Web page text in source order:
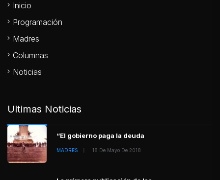
Inicio
Programación
Madres
Columnas
Noticias
Ultimas Noticias
“El gobierno paga la deuda
MADRES 18 De Mayo De 2018